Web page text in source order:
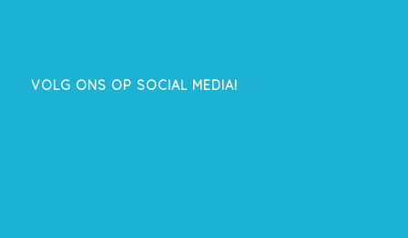
VOLG ONS OP SOCIAL MEDIA!